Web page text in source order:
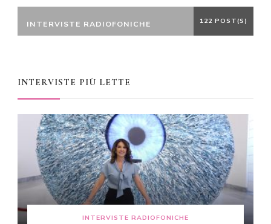
INTERVISTE RADIOFONICHE 122 POST(S)
INTERVISTE PIÙ LETTE
INTERVISTE RADIOFONICHE